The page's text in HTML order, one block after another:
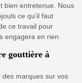
bien entretenue. Nous
ce qu’il faut
ce travail pour
engagera en rien.
gouttière à
marques sur vos